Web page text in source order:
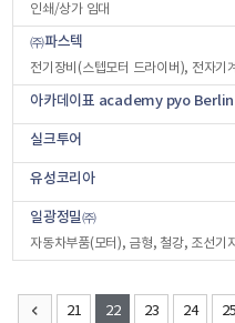
인쇄/상가 임대
㈜파스텍
전기장비(스텝모터 드라이버), 전자기
아카데이표 academy pyo Berlin
실크투어
유성코리아
일광정밀㈜
자동차부품(모터), 금형, 철강, 조선기
21 22 23 24 25